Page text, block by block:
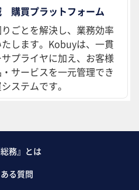
購買プラットフォーム
ごとを解決し、業務効率
します。Kobuyは、一貫
プライヤに加え、お客様
サービスを一元管理でき
ステムです。
総務』とは
る質問